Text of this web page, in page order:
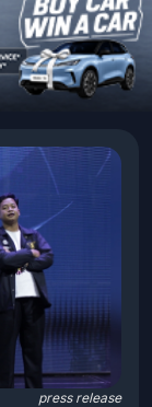
press release